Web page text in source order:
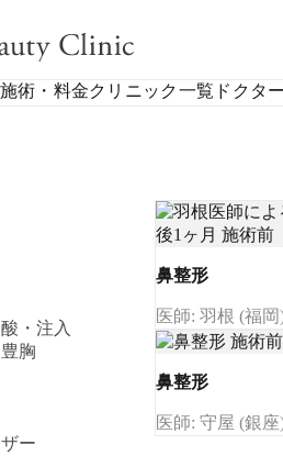
施術・料金クリニック一覧 ドクタ
・注入
胸
ー
鼻整形
医師: 羽根 (福岡
鼻整形
医師: 守屋 (銀座